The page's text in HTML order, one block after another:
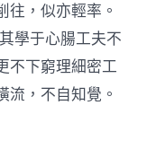
往，似亦輕率。
學于心腸工夫不
不下窮理細密工
流，不自知覺。